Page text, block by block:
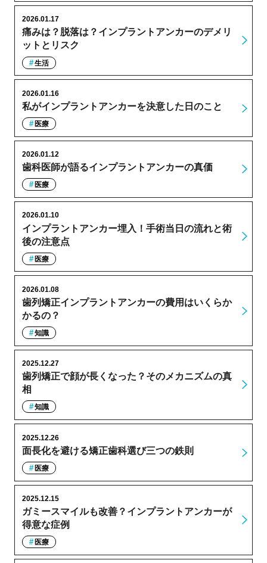
痛みは？脱落は？インプラントアンカーのデメリ
ットとリスク
2026.01.17
生活
私がインプラントアンカーを決意した日のこと
2026.01.16
医療
歯科医師が語るインプラントアンカーの真価
2026.01.12
医療
インプラントアンカー埋入！手術当日の流れと術
後の注意点
2026.01.10
医療
歯列矯正インプラントアンカーの費用はいくらか
かるの？
2026.01.08
知識
歯列矯正で顔が長くなった？そのメカニズムの真
相
2025.12.27
知識
面長化を避ける矯正歯科選び三つの鉄則
2025.12.26
医療
ガミースマイルも改善？インプラントアンカーが
得意な症例
2025.12.15
医療